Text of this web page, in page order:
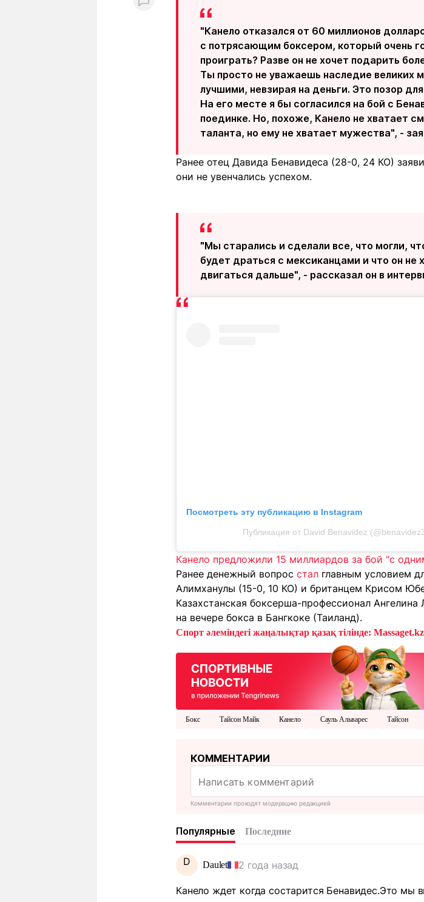
"Канело отказался от 60 миллионов
с потрясающим боксером, который очень
проиграть? Разве он не хочет подарить
Ты просто не уважаешь наследие великих
лучшими, невзирая на деньги. Это позор
На его месте я бы согласился на бой с
поединке. Но, похоже, Канело не хватает
таланта, но ему не хватает мужества", -
Ранее отец Давида Бенавидеса (28-0, 24 КО)
они не увенчались успехом.
"Мы старались и сделали все, что могли,
будет драться с мексиканцами и что он
двигаться дальше", - рассказал он в
Посмотреть эту публикацию в Instagram
Публикация от David Benavidez
Канело предложили 15 миллиардов за бой "с
Ранее денежный вопрос стал главным условием
Алимханулы (15-0, 10 КО) и британцем Крисом
Казахстанская боксерша-профессионал Ангелина
на вечере бокса в Бангкоке (Таиланд).
Спорт әлеміндегі жаңалықтар қазақ тілінде:
Бокс Тайсон Майк Канело Сауль Альварес Тайсон
КОММЕНТАРИИ
Комментарии проходят модерацию редакцией
Популярные Последние
D Daulet 2 года назад
Канело ждет когда состарится Бенавидес.Это мы